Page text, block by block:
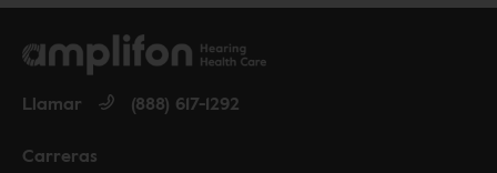
Carreras
Llamar (888) 617-1292